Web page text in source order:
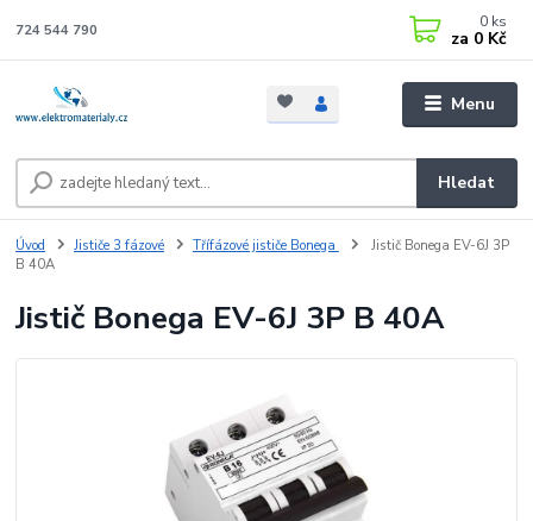
Menu
Hledat
724 544 790 0 ks
za 0 Kč
Úvod Jističe 3 fázové Třífázové jističe Bonega
Jistič Bonega EV-6J 3P
B 40A
Jistič Bonega EV-6J 3P B 40A